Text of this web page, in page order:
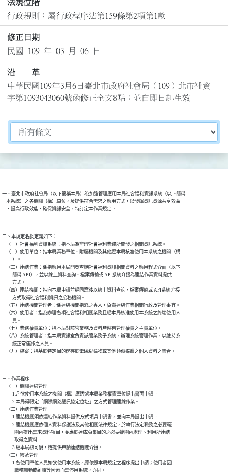
法規位階
行政規則：屬行政程序法第159條第2項第1款
修正日期
民國 109 年 03 月 06 日
沿 革
中華民國109年3月6日臺北市政府社會局（109）北市社資
字第1093043060號函修正全文8點；並自即日起生效
切換選擇法規資訊內容
一、臺北市政府社會局（以下簡稱本局）為加強管理應用本局社會福利資訊系統（以下簡稱
    本系統）之各機關（構）單位，及提供符合需求之應用方式，以發揮資訊資源共享效益
二、本規定名詞定義如下：
    （一）社會福利資訊系統：指本局為辦理社會福利業務所開發之相關資訊系統。
    （二）使用單位：指本局業務單位、附屬機關及其他經本局核准使用本系統之機關（構
          ）。
    （三）連結作業：係指應用本局開發查詢社會福利資訊相關資料之應用程式介面（以下
          簡稱 API），並以線上資料查詢、檔案傳輸或 API系統介接為連結作業資料提供
          方式。
    （四）連結機關：指向本局申請並經同意後以線上資料查詢、檔案傳輸或 API系統介接
          方式取得社會福利資訊之公務機關。
    （五）連結機關管理者：係連結機關指派之專人，負責連結作業相關行政及管理事宜。
    （六）使用者：指為辦理各項社會福利相關業務且經本局核准使用本系統之終端使用人
          員。
    （七）業務權責單位：指本局對該管業務及資料產製有管理權責之主責單位。
    （八）系統管理者：指本局資訊室負責該管業務子系統，辦理系統管理作業，以維持系
          統正常運作之人員。
三、作業程序
    （一）機關連線管理
          1.凡欲使用本系統之機關（構）應透過本局業務權責單位提出書面申請。
          2.本局得限定「網際網路通訊協定位址」之方式管理連線作業。
    （二）連結作業管理
          1.連結機關須依連結作業資料提供方式填具申請書，並向本局提出申請。
          2.連結機關應依個人資料保護法及其他相關法律規定，於執行法定職務之必要範
            圍內提出需求資料項目，並應於達成蒐集目的之必要範圍內處理、利用所連結
            取得之資料。
          3.經本局核可後，始提供申請連結機關介接。
    （三）帳號管理
          1.各使用單位人員如欲使用本系統，應依照本局規定之程序提出申請；使用者因
            職務調動或離職等因素而需停用系統，亦同。